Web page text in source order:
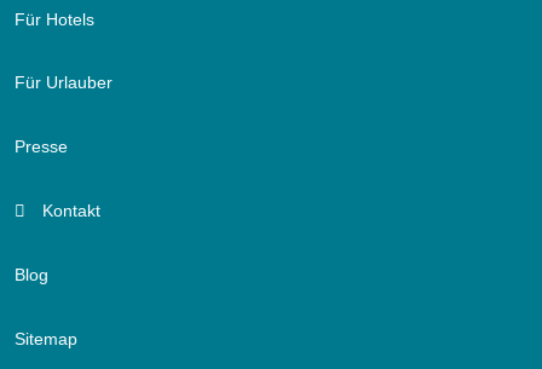
Für Hotels
Für Urlauber
Presse
Kontakt
Blog
Sitemap